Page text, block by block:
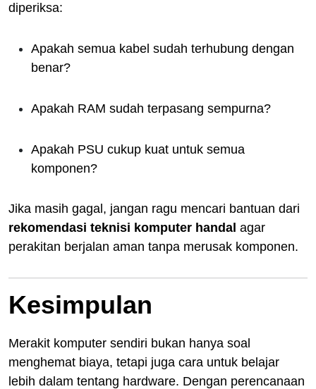
diperiksa:
Apakah semua kabel sudah terhubung dengan
benar?
Apakah RAM sudah terpasang sempurna?
Apakah PSU cukup kuat untuk semua
komponen?
Jika masih gagal, jangan ragu mencari bantuan dari
rekomendasi teknisi komputer handal agar
perakitan berjalan aman tanpa merusak komponen.
Kesimpulan
Merakit komputer sendiri bukan hanya soal
menghemat biaya, tetapi juga cara untuk belajar
lebih dalam tentang hardware. Dengan perencanaan